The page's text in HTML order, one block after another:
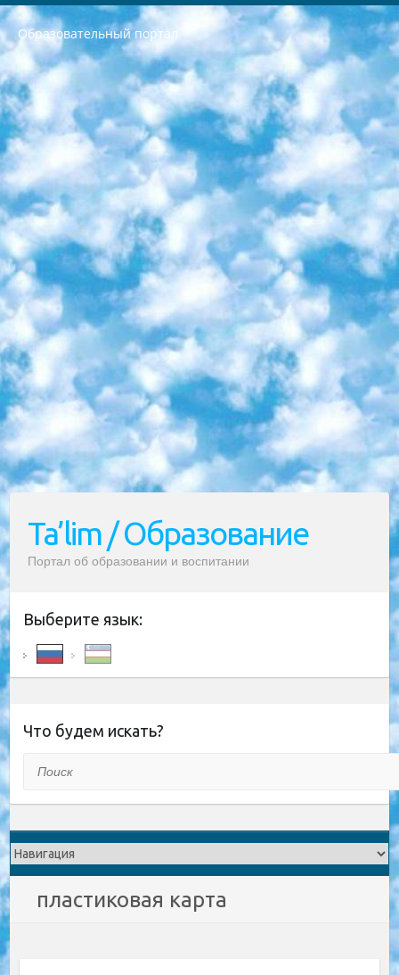
Образовательный портал
РЕСПУБЛИКА УЗБЕКИСТАН МИНИСТРЕРСТВО ДОШКОЛЬНОГО И ШКОЛЬНОГО ОБРАЗОВАНИЯ КОМАНДА в общеобразовательных учреждениях в 2023-2024 учебном году организация и проведение итоговой государственной аттестации обучающихся о Министра дошкольного и школьного образования Республики Узбекистан от 4 марта 2008 года (постановлением Минюста от 20 марта 2008 года № 1778 государственной регистрации) «Итоговое состояние учащихся общего среднего образования на основании положения об утверждении положения об аттестации общего среднего образования выпускной экзамен студентов в образовательных учреждениях в 2023-2024 учебном году В целях организации и прохождения аттестации приказываю: 1. Следующее: перечень предметов, по которым будет проводиться итоговая государственная аттестация и экзамен формы перевода согласно приложению 1; сертификаты международного образца, оценивающие уровень владения иностранными языками перечень согласно приложению 2; 2. Педагогический при специализированных образовательных учреждениях. научно-практический центр квалификации и международной оценки (Д.Давидова) 2024 г. До 25 марта: задания по предметам, по которым будет проводиться итоговая аттестация разработка и утверждение технических условий; итоговая аттестация на основании разработанного предметного задания разработка вопросов по предметам (устно и письменно), экзамен передача; общеобразовательные средние школы и специальные учебные заведения учащиеся выпускных классов школ и интернатов в агентской системе подготовка базы данных экзаменационных материалов и критериев оценки; перевод базы экзаменационных материалов на все языки обучения подать в Республиканский образовательный центр для изготовления; варианты экзаменов на основе разработанных контрольных материалов пусть будут поставлены задачи формирования. 3. Республиканский образовательный центр (Ш.Худайкулов) до 5 апреля 2024 года. до: база данных предоставленных экзаменационных материалов на все языки обучения перевод и экспертиза; для слепых, слабовидящих, глухих, слабослышащих и умственно отсталых детей учащиеся выпускных классов специализированных школ и школ-интернатов база данных экзаменационных материалов на всех преподаваемых языках подготовка критериев оценки; специализированные школы для умственно отсталых детей и технологии для учащихся выпускных классов школ-интернатов разработка соответствующих рекомендаций и критериев проведения ЕГЭ по естествознанию давать задания. 4. Педагогический при специализированных образовательных учреждениях. Научно-практический центр навыков и международной оценки (Д.Давидова), Республика образовательный центр (Худайкулов Ш.) итоговый государственный аттестационный экзамен ориентирован на творческое и логическое мышление при подготовке базы материалов учитывать введение заданий. 5. Следует отметить, что: сертификат государственного образца о знании общеобразовательного предмета и как минимум национальный уровень B1 по предметам на иностранных языках, указанным в Приложении 2. или международно признанный сертификат эквивалентного уровня студенты, изучающие определенный предмет, освобождаются от экзамена; по соответствующим предметам запланирована итоговая государственная аттестация за день до дня, путем жеребьевки Рабочей группой (в письменной форме по предметам, проводимым в форме) из числа сформированных вариантов выбрано 2 варианта; 2 выбранных варианта экзамена анонсированы на официальном сайте министерства и все выпускники по всей стране на основе этих вариантов проводит итоговую государственную аттестацию. 6. Государственное образование учащихся средних общеобразовательных учреждений. знания в соответствии с квалификационными требованиями, которые необходимо приобрести на основании стандартов итоговый (выпускной) контроль для 9 и 11 классов в целях тестирования Экзамены (далее – экзамены) состоят из предметов, перечисленных в приложении 1. будет сделано. 7. Экзамены пройдут с 26 мая по 15 июня 2024 г. (кроме науки физического воспитания). 8. Физическая для учащихся 9 классов общесредних образовательных учреждений. Экзамены по предмету «Образование, квалификация медицина» 1-6 мая 2024 года. сотрудники перевести под присмотр (с отклонениями в физическом или умственном развитии) специализированная школа для детей, школы-интернаты и со сколиозом школы-интернаты санаторного типа для больных детей исключены). 9. Он был слепым, слабовидящим и имел нарушения опорно-двигательного аппарата. экзамены в специализированных школах и интернатах для детей должны проводиться исходя из требований, предъявляемых к общеобразовательным учреждениям (физкультура кроме науки). 10. Специализированная школа для глухих и слабослышащих детей. и экзамены в интернатах и быть реализован в виде письменного теста по математике. 11. Специальность для умственно отсталых детей. Для 9 класса Родной язык и литературное письмо Государственный язык (язык обучения – узбекский). для неклассов) написано Математическое письмо Письменная/устная история Узбекистана Физическое воспитание практично Итоговый контроль Для 11 класса Написание родного языка и литературы (эссе) Математическое письмо Узбекский язык (обучение на узбекском языке) не посещающее общее среднее образование для учреждений)/Образовательное учреждение выбор письменный и устный Иностранный язык письменный/устный Письменная/устная история Узбекистана *По выбору студента:  Химия  Физика  Основы государственного права  География 10 бесплатных образовательных ресурсов - Мы составили подборку онлайн-проектов с интерактивными упражнениями, видеолекциями и статьями. Они помогут вам обрести новые и освежить старые знания бесплатно. 1. «ИНТУИТ» Старейшая образовательная площадка Рунета. Здесь вы найдёте сотни текстовых и видеокурсов на десятки различных тем — от программирования до психологии. Многие курсы подготовлены российскими университетами и крупными международными компаниями вроде Intel и Microsoft. Самостоятельное обучение бесплатное, но желающие могут оплатить услуги персональных наставников. 2. «Смартия» знакомит с актуальными профессиями и подсказывает, как им обучаться. Выбрав заинтересовавшую вас специальность — SMM-специалист, фотограф, веб-дизайнер или другую, — увидите список необходимых для неё умений. Чтобы вы могли освоить их самостоятельно, для каждого умения площадка отображает подборку ссылок на учебные материалы. Хотя «Смартия» ориентируется на русскоязычную аудиторию, часть контента всё же доступна только на английском. 3. «Лекторий Физтеха» Проект Московского физико-технического института (Физтеха). С его помощью вы можете смотреть онлайн серии лекций, записанные на видео в этом вузе. В числе доступных предметов — физика, биология, химия, информационные технологии и другие. К некоторым лекциям администрация ресурса прилагает готовые конспекты, которые можно скачивать в PDF-формате. 4. ITMOcourses Онлайн-площадка Санкт-Петербургского национального исследовательского университета информационных технологий, механики и оптики (ИТМО). Ресурс предоставляет свободный доступ к курсам, разработанным в этом вузе. Каталог материалов разбит на четыре категории: «Оптические системы и технологии», «Приборостроение и робототехника», «Информационные технологии» и «Биотехнологии». Курсы состоят из видеолекций, интерактивных демонстраций и заданий. 5. «КиберЛенинка» Электронная научная библиотека открытого доступа. Каталог площадки регулярно обрастает текстами статей из различных научных изданий. Сгруппированные по журналам и рубрикам публикации можно читать онлайн или скачивать целиком в PDF-формате. Проект нацелен на популяризацию науки за счёт открытого доступа к качественной информации. 6. «ПостНаука» На этом ресурсе публикуют подборки видеолекций, составленные экспертами из разных отраслей и объединённые общими темами. Среди них, к примеру, есть серии «Биоинформатика и геномика», «Культура средневековой Скандинавии» и Cinema Studies о теории кино. Каждая подборка лекций — логически связанная история, рассказанная экспертом от первого лица. Кроме того, на сайте появляются научно-образовательные статьи и тесты на разные темы. 7. «Newочём» Команда проекта «Newочём» отбирает самые интересные тексты из англоязычных СМИ и переводит те из них, за которые голосуют участники сообщества «ВКонтакте». По большей части это научно-популярные статьи. Редакторы придумывают лишь заголовки, в остальном содержание переводов соответствует оригиналам. Полные тексты можно читать прямо в социальной сети. 8. InternetUrok Онлайн-база материалов по основным дисциплинам школьной программы. Информация на сайте структурирована по классам, предметам и темам (урокам). Каждый урок состоит из видеолекций и конспектов. Есть также интерактивные тренажёры и тесты для закрепления пройденного материала. Даже если вы давно окончили школу, возможность повторить программу старших классов всегда может пригодиться. 9. Edutainme Ещё один ресурс об образовании. В отличие от Newtonew, как мне кажется, Edutainme больше ориентируется на представителей индустрии: педагогов, предпринимателей, разработчиков образовательных проектов. Но и любой, кто просто стремится к саморазвитию, найдёт на сайте много полезного и интересного для себя. Например, информацию о новых курсах и образовательных сервисах. 10. Newtonew Онлайн-медиа об образовании и обучении в широком смысле. Авторы Newtonew пишут об инструментах, заведениях, тактиках и стратегиях, которые помогают учить других и получать новые знания самостоятельно. На этой площадке вы найдёте новости, обзоры, аналитические мат
Ta’lim / Образование
Портал об образовании и воспитании
Выберите язык:
Что будем искать?
пластиковая карта